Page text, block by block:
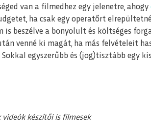
van a filmedhez egy jelenetre, ahogy
ha csak egy operatőrt
is beszélve a bonyolult és költséges
venné ki magát, ha más felvételeit
egyszerűbb és (jog)tisztább egy
videók készítői is filmesek